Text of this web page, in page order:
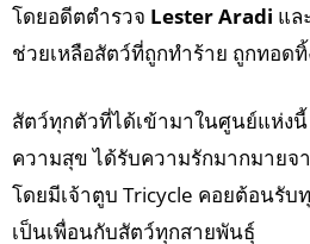
โดยอดีตตำรวจ Lester Aradi แล
ช่วยเหลือสัตว์ที่ถูกทำร้าย ถูกทอด
สัตว์ทุกตัวที่ได้เข้ามาในศูนย์แห่ง
ความสุข ได้รับความรักมากมายจ
โดยมีเจ้าตูบ Tricycle คอยต้อนรับ
เป็นเพื่อนกับสัตว์ทุกสายพันธุ์